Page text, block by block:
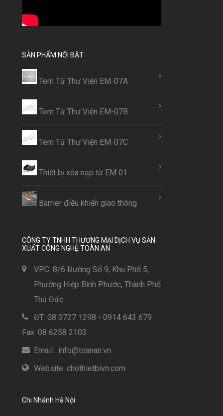
SẢN PHẨM NỔI BẬT
Tem Từ Thư Viện EM-07A
Tem Từ Thư Viện EM-07B
Tem Từ Thư Viện EM-07C
Thiết bị xóa nạp từ EM 01
Barrier điều khiển giao thông
CÔNG TY TNHH THƯƠNG MẠI DỊCH VỤ SẢN
XUẤT CÔNG NGHỆ TOÀN AN
VPC: 8/6 Đường Số 9, Khu Phố 5,
Phường Hiệp Bình Phước, Thành Phố
Thủ Đức
ĐT: 08 3727 1298 - 0914 643 679
Fax: 08 6258 2103
Email: info@toanan.vn
Website: chothietbivn.com
Chi Nhánh Hà Nội